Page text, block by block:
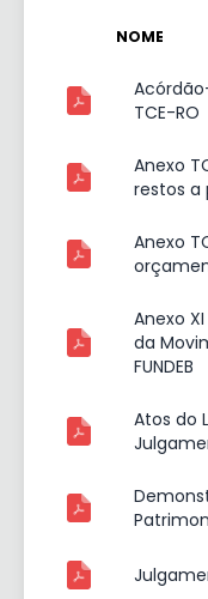
NOME
TCE-RO
Anexo
restos a
Anexo
Anexo
da
FUNDEB
Atos do